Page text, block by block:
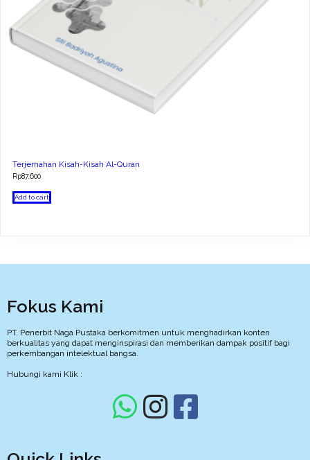
Terjemahan Kisah-Kisah Al-Quran
Rp87.600
Add to cart
Fokus Kami
PT. Penerbit Naga Pustaka berkomitmen untuk menghadirkan konten
berkualitas yang dapat menginspirasi dan memberikan dampak positif bagi
perkembangan intelektual bangsa.
Hubungi kami Klik :